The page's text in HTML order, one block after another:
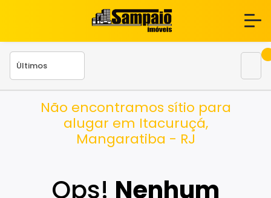
Não encontramos sítio para
alugar em Itacuruçá,
Mangaratiba - RJ
Ops! Nenhum